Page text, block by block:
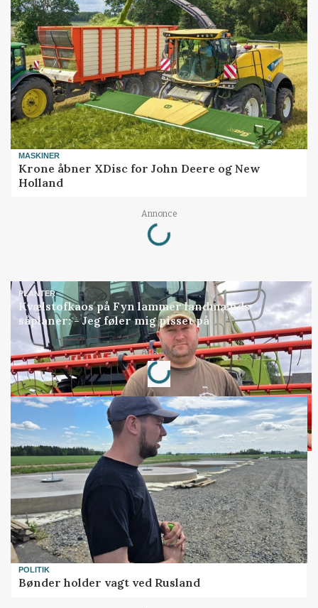
MASKINER
Krone åbner XDisc for John Deere og New
Holland
Annonce
Loading...
PLANTER
Kvælstofkaos på Fyn lammer landmænds
såplaner: - Jeg føler mig pisset på
Annonce
Loading...
POLITIK
Bønder holder vagt ved Rusland